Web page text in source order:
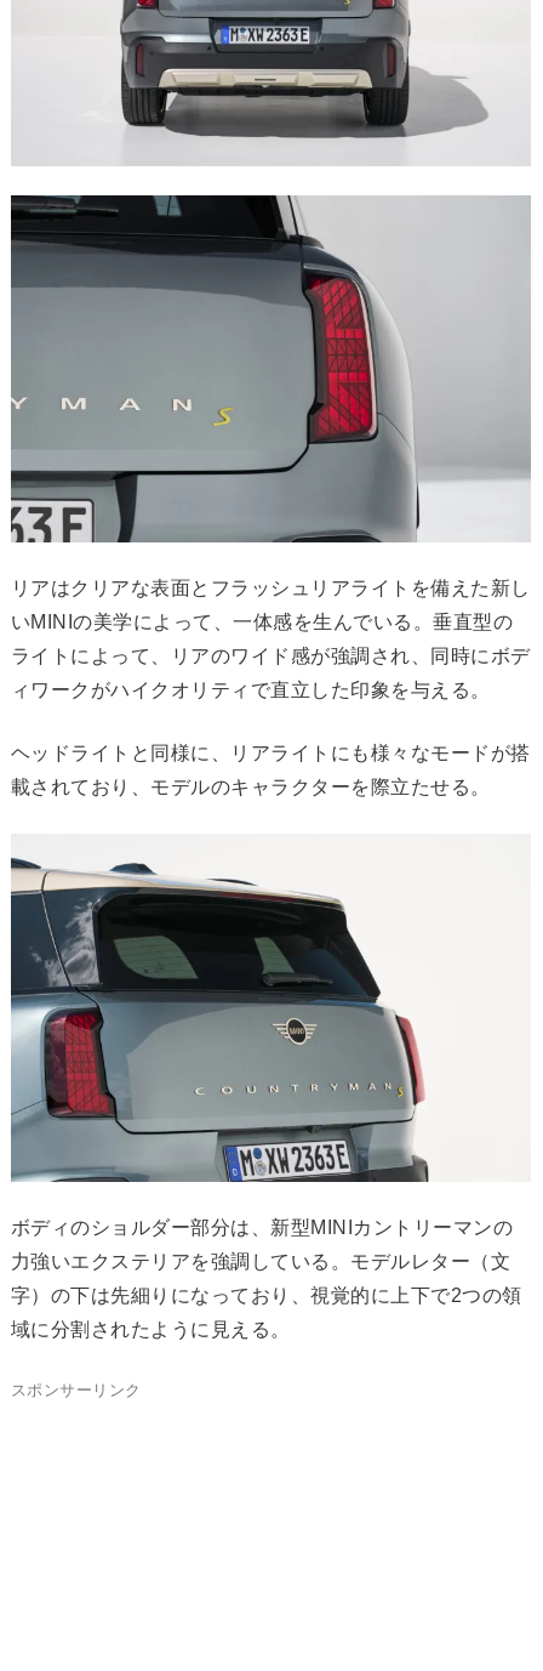
リアはクリアな表面とフラッシュリアライトを備えた新し
いMINIの美学によって、一体感を生んでいる。垂直型の
ライトによって、リアのワイド感が強調され、同時にボデ
ィワークがハイクオリティで直立した印象を与える。
ヘッドライトと同様に、リアライトにも様々なモードが搭
載されており、モデルのキャラクターを際立たせる。
ボディのショルダー部分は、新型MINIカントリーマンの
力強いエクステリアを強調している。モデルレター（文
字）の下は先細りになっており、視覚的に上下で2つの領
域に分割されたように見える。
スポンサーリンク